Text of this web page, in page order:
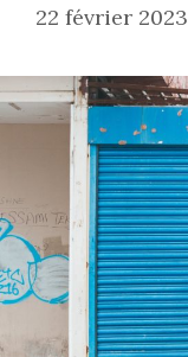
22 février 2023